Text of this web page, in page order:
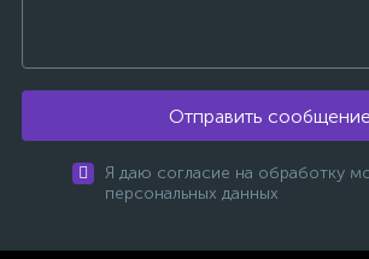
Отправить сообщение
Я даю согласие на обработку
персональных данных